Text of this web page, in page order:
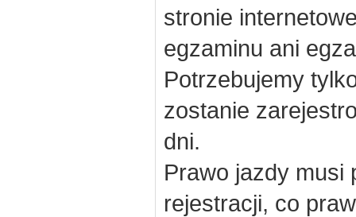
stronie
egzaminu ani
Potrzebujemy
zostanie
dni.
Prawo jazdy musi
rejestracji, co